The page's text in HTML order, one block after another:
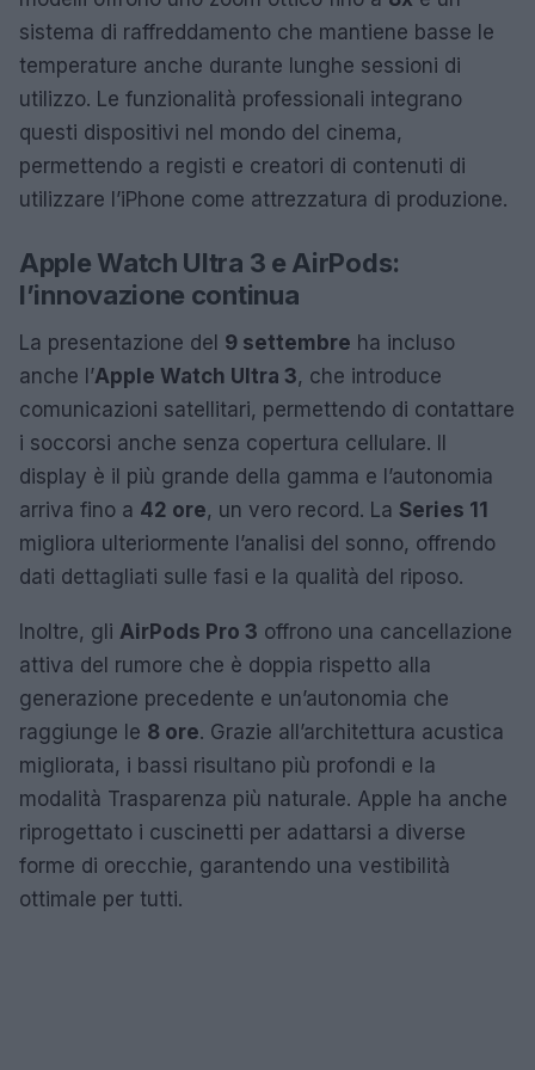
sistema di raffreddamento che mantiene basse le
temperature anche durante lunghe sessioni di
utilizzo. Le funzionalità professionali integrano
questi dispositivi nel mondo del cinema,
permettendo a registi e creatori di contenuti di
utilizzare l’iPhone come attrezzatura di produzione.
Apple Watch Ultra 3 e AirPods:
l’innovazione continua
La presentazione del 9 settembre ha incluso
anche l’Apple Watch Ultra 3, che introduce
comunicazioni satellitari, permettendo di contattare
i soccorsi anche senza copertura cellulare. Il
display è il più grande della gamma e l’autonomia
arriva fino a 42 ore, un vero record. La Series 11
migliora ulteriormente l’analisi del sonno, offrendo
dati dettagliati sulle fasi e la qualità del riposo.
Inoltre, gli AirPods Pro 3 offrono una cancellazione
attiva del rumore che è doppia rispetto alla
generazione precedente e un’autonomia che
raggiunge le 8 ore. Grazie all’architettura acustica
migliorata, i bassi risultano più profondi e la
modalità Trasparenza più naturale. Apple ha anche
riprogettato i cuscinetti per adattarsi a diverse
forme di orecchie, garantendo una vestibilità
ottimale per tutti.